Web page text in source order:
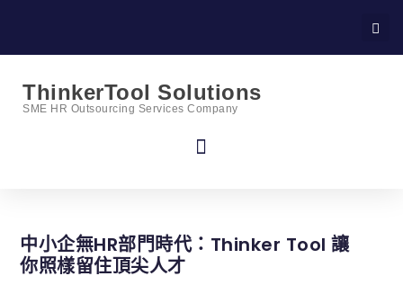
ThinkerTool Solutions
SME HR Outsourcing Services Company
中小企無HR部門時代：Thinker Tool 讓
你照樣留住頂尖人才